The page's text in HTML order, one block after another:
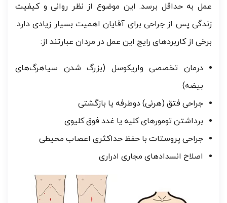
عمل به حداقل برسد. این موضوع از نظر روانی و کیفیت
زندگی پس از جراحی برای آقایان اهمیت بسیار زیادی دارد.
برخی از کاربردهای رایج این عمل در مردان عبارتند از:
درمان تخصصی واریکوسل (بزرگ شدن سیاهرگ‌های
بیضه)
جراحی فتق (هرنی) دوطرفه یا بازگشتی
برداشتن تومورهای کلیه یا غدد فوق کلیوی
جراحی پروستات با حفظ حداکثری اعصاب محیطی
اصلاح انسدادهای مجاری ادراری